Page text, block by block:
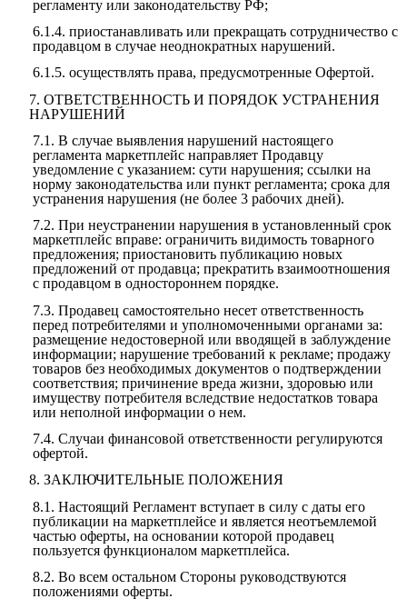
регламенту или законодательству РФ;
6.1.4.приостанавливать или прекращать сотрудничество с
продавцом в случае неоднократных нарушений.
6.1.5.осуществлять права, предусмотренные Офертой.
7. ОТВЕТСТВЕННОСТЬ И ПОРЯДОК УСТРАНЕНИЯ
НАРУШЕНИЙ
7.1.В случае выявления нарушений настоящего
регламента маркетплейс направляет Продавцу
уведомление с указанием: сути нарушения; ссылки на
норму законодательства или пункт регламента; срока для
устранения нарушения (не более 3 рабочих дней).
7.2.При неустранении нарушения в установленный срок
маркетплейс вправе: ограничить видимость товарного
предложения; приостановить публикацию новых
предложений от продавца; прекратить взаимоотношения
с продавцом в одностороннем порядке.
7.3.Продавец самостоятельно несет ответственность
перед потребителями и уполномоченными органами за:
размещение недостоверной или вводящей в заблуждение
информации; нарушение требований к рекламе; продажу
товаров без необходимых документов о подтверждении
соответствия; причинение вреда жизни, здоровью или
имуществу потребителя вследствие недостатков товара
или неполной информации о нем.
7.4.Случаи финансовой ответственности регулируются
офертой.
8. ЗАКЛЮЧИТЕЛЬНЫЕ ПОЛОЖЕНИЯ
8.1.Настоящий Регламент вступает в силу с даты его
публикации на маркетплейсе и является неотъемлемой
частью оферты, на основании которой продавец
пользуется функционалом маркетплейса.
8.2.Во всем остальном Стороны руководствуются
положениями оферты.